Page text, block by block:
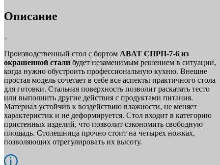
Описание
Производственный стол с бортом ABAT СПРП‑7‑6 из
окрашенной стали будет незаменимым решением в ситуации,
когда нужно обустроить профессиональную кухню. Внешне
простая модель сочетает в себе все аспекты практичного стола
для готовки. Стальная поверхность позволит раскатать тесто
или выполнить другие действия с продуктами питания.
Материал устойчив к воздействию влажности, не меняет
характеристик и не деформируется. Стол входит в категорию
пристенных изделий, что позволит сэкономить свободную
площадь. Столешница прочно стоит на четырех ножках,
позволяющих отрегулировать их высоту.